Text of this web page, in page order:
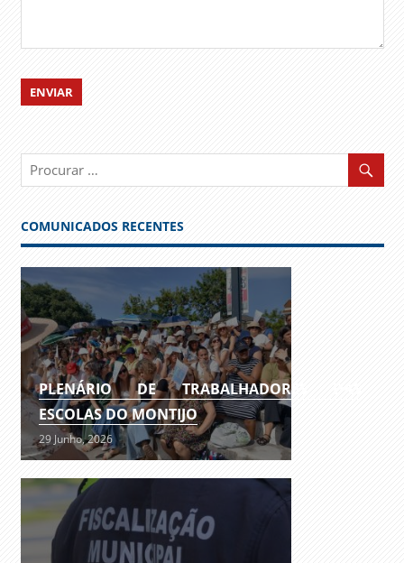
COMUNICADOS RECENTES
PLENÁRIO DE TRABALHADORES DAS
ESCOLAS DO MONTIJO
29 Junho, 2026